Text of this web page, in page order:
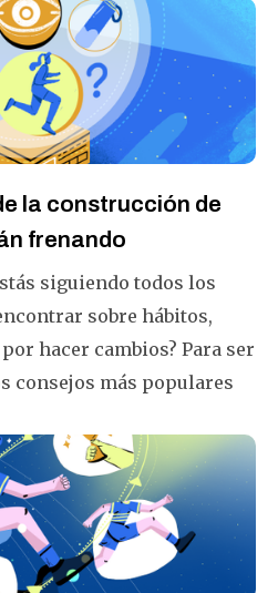
los pueblos exitosos
y qué tipo de hábitos
el éxito.
la construcción de
frenando
siguiendo todos los
sobre hábitos,
hacer cambios? Para ser
consejos más populares
investigadores. Aquí hay 3
que cometen los